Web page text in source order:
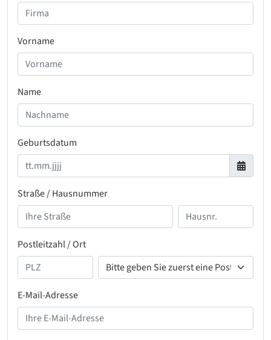
Vorname
Name
Geburtsdatum
Straße / Hausnummer
Postleitzahl / Ort
E-Mail-Adresse